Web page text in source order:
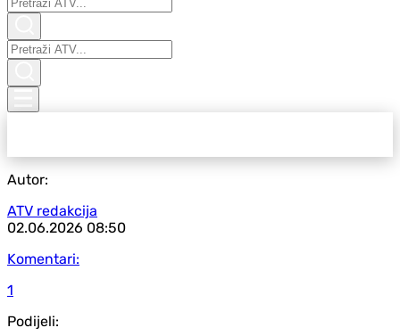
Autor:
ATV redakcija
02.06.2026 08:50
Komentari:
1
Podijeli: